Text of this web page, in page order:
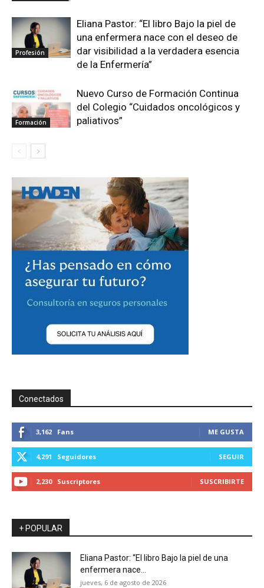
Profesión
Eliana Pastor: “El libro Bajo la piel de
una enfermera nace con el deseo de
dar visibilidad a la verdadera esencia
de la Enfermería”
Formación
Nuevo Curso de Formación Continua
del Colegio “Cuidados oncológicos y
paliativos”
Conectados
3,162 Fans ME GUSTA
4,291 Seguidores SEGUIR
2,230 Suscriptores SUSCRIBIRTE
+ POPULAR
Eliana Pastor: “El libro Bajo la piel de una
enfermera nace...
jueves, 6 de agosto de 2026